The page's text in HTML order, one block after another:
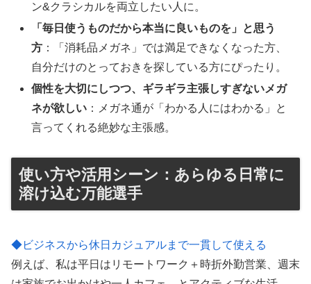
ン&クラシカルを両立したい人に。
「毎日使うものだから本当に良いものを」と思う
方 ：「消耗品メガネ」では満足できなくなった方、
自分だけのとっておきを探している方にぴったり。
個性を大切にしつつ、ギラギラ主張しすぎないメガ
ネが欲しい ：メガネ通が「わかる人にはわかる」と
言ってくれる絶妙な主張感。
使い方や活用シーン：あらゆる日常に
溶け込む万能選手
◆ビジネスから休日カジュアルまで一貫して使える
例えば、私は平日はリモートワーク＋時折外勤営業、週末